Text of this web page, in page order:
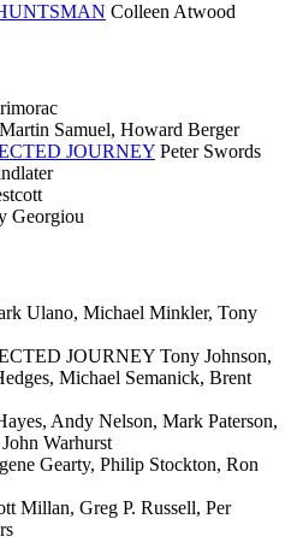
Colleen Atwood
Samuel, Howard Berger
JOURNEY Peter Swords
Georgiou
Ulano, Michael Minkler, Tony
JOURNEY Tony Johnson,
Michael Semanick, Brent
Andy Nelson, Mark Paterson,
Warhurst
Gearty, Philip Stockton, Ron
Millan, Greg P. Russell, Per